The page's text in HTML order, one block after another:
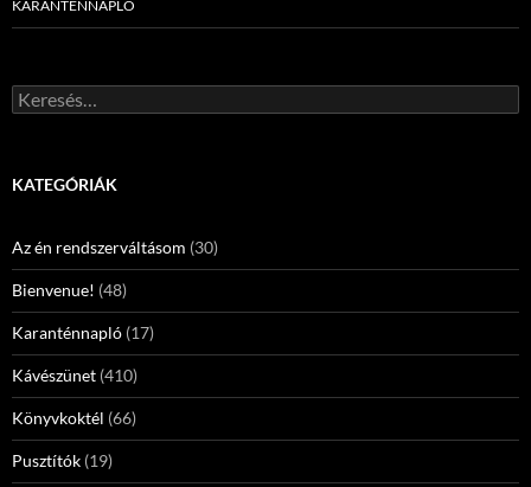
KARANTÉNNAPLÓ
Keresés:
KATEGÓRIÁK
Az én rendszerváltásom (30)
Bienvenue! (48)
Karanténnapló (17)
Kávészünet (410)
Könyvkoktél (66)
Pusztítók (19)